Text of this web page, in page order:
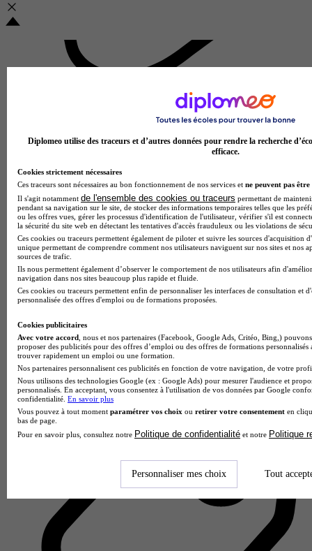
Lycée polyvalent Paul Constans
4.0
1 avis
Montluçon
Diplomeo utilise des traceurs et d’autres données pour rendre la recherche
efficace.
Cookies strictement nécessaires
Ces traceurs sont nécessaires au bon fonctionnement de nos services et ne peuvent pas être
Il s'agit notamment de l'ensemble des cookies ou traceurs permettant de
pendant sa navigation sur le site, de stocker des informations temporaires telles que les
ou les offres vues, gérer les processus d'identification de l'utilisateur, vérifier s'il est
la sécurité du site web en détectant les tentatives d'accès frauduleux ou les violations de
Ces cookies ou traceurs permettent également de piloter et suivre les sources d'acquisition
unique permettant de comprendre comment nos utilisateurs naviguent sur nos sites et nos
sources de trafic.
Ils nous permettent également d’observer le comportement de nos utilisateurs afin
navigation dans nos sites beaucoup plus rapide et fluide.
Ces cookies ou traceurs permettent enfin de personnaliser les interfaces de consultation et
personnalisée des offres d'emploi ou de formations proposées.
Cookies publicitaires
Avec votre accord , nous et nos partenaires (Facebook, Google Ads, Critéo, Bing,)
proposer des publicités pour des offres d’emploi ou des offres de formations
trouver rapidement un emploi ou une formation.
Nos partenaires personnalisent ces publicités en fonction de votre navigation, de votre
Nous utilisons des technologies Google (ex : Google Ads) pour mesurer l'audience et
personnalisés. En acceptant, vous consentez à l'utilisation de vos données par Google
confidentialité. En savoir plus
Vous pouvez à tout moment paramétrer vos choix ou retirer votre consentement en
bas de page.
Pour en savoir plus, consultez notre Politique de confidentialité et notre Politique
Personnaliser mes choix Tout